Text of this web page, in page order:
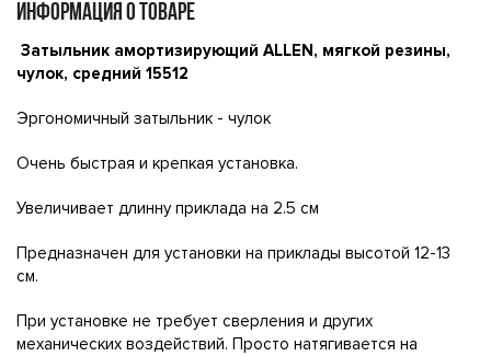
ИНФОРМАЦИЯ О ТОВАРЕ
Затыльник амортизирующий ALLEN, мягкой резины,
чулок, средний 15512
Эргономичный затыльник - чулок
Очень быстрая и крепкая установка.
Увеличивает длинну приклада на 2.5 см
Предназначен для установки на приклады высотой 12-13
см.
При установке не требует сверления и других
механических воздействий. Просто натягивается на